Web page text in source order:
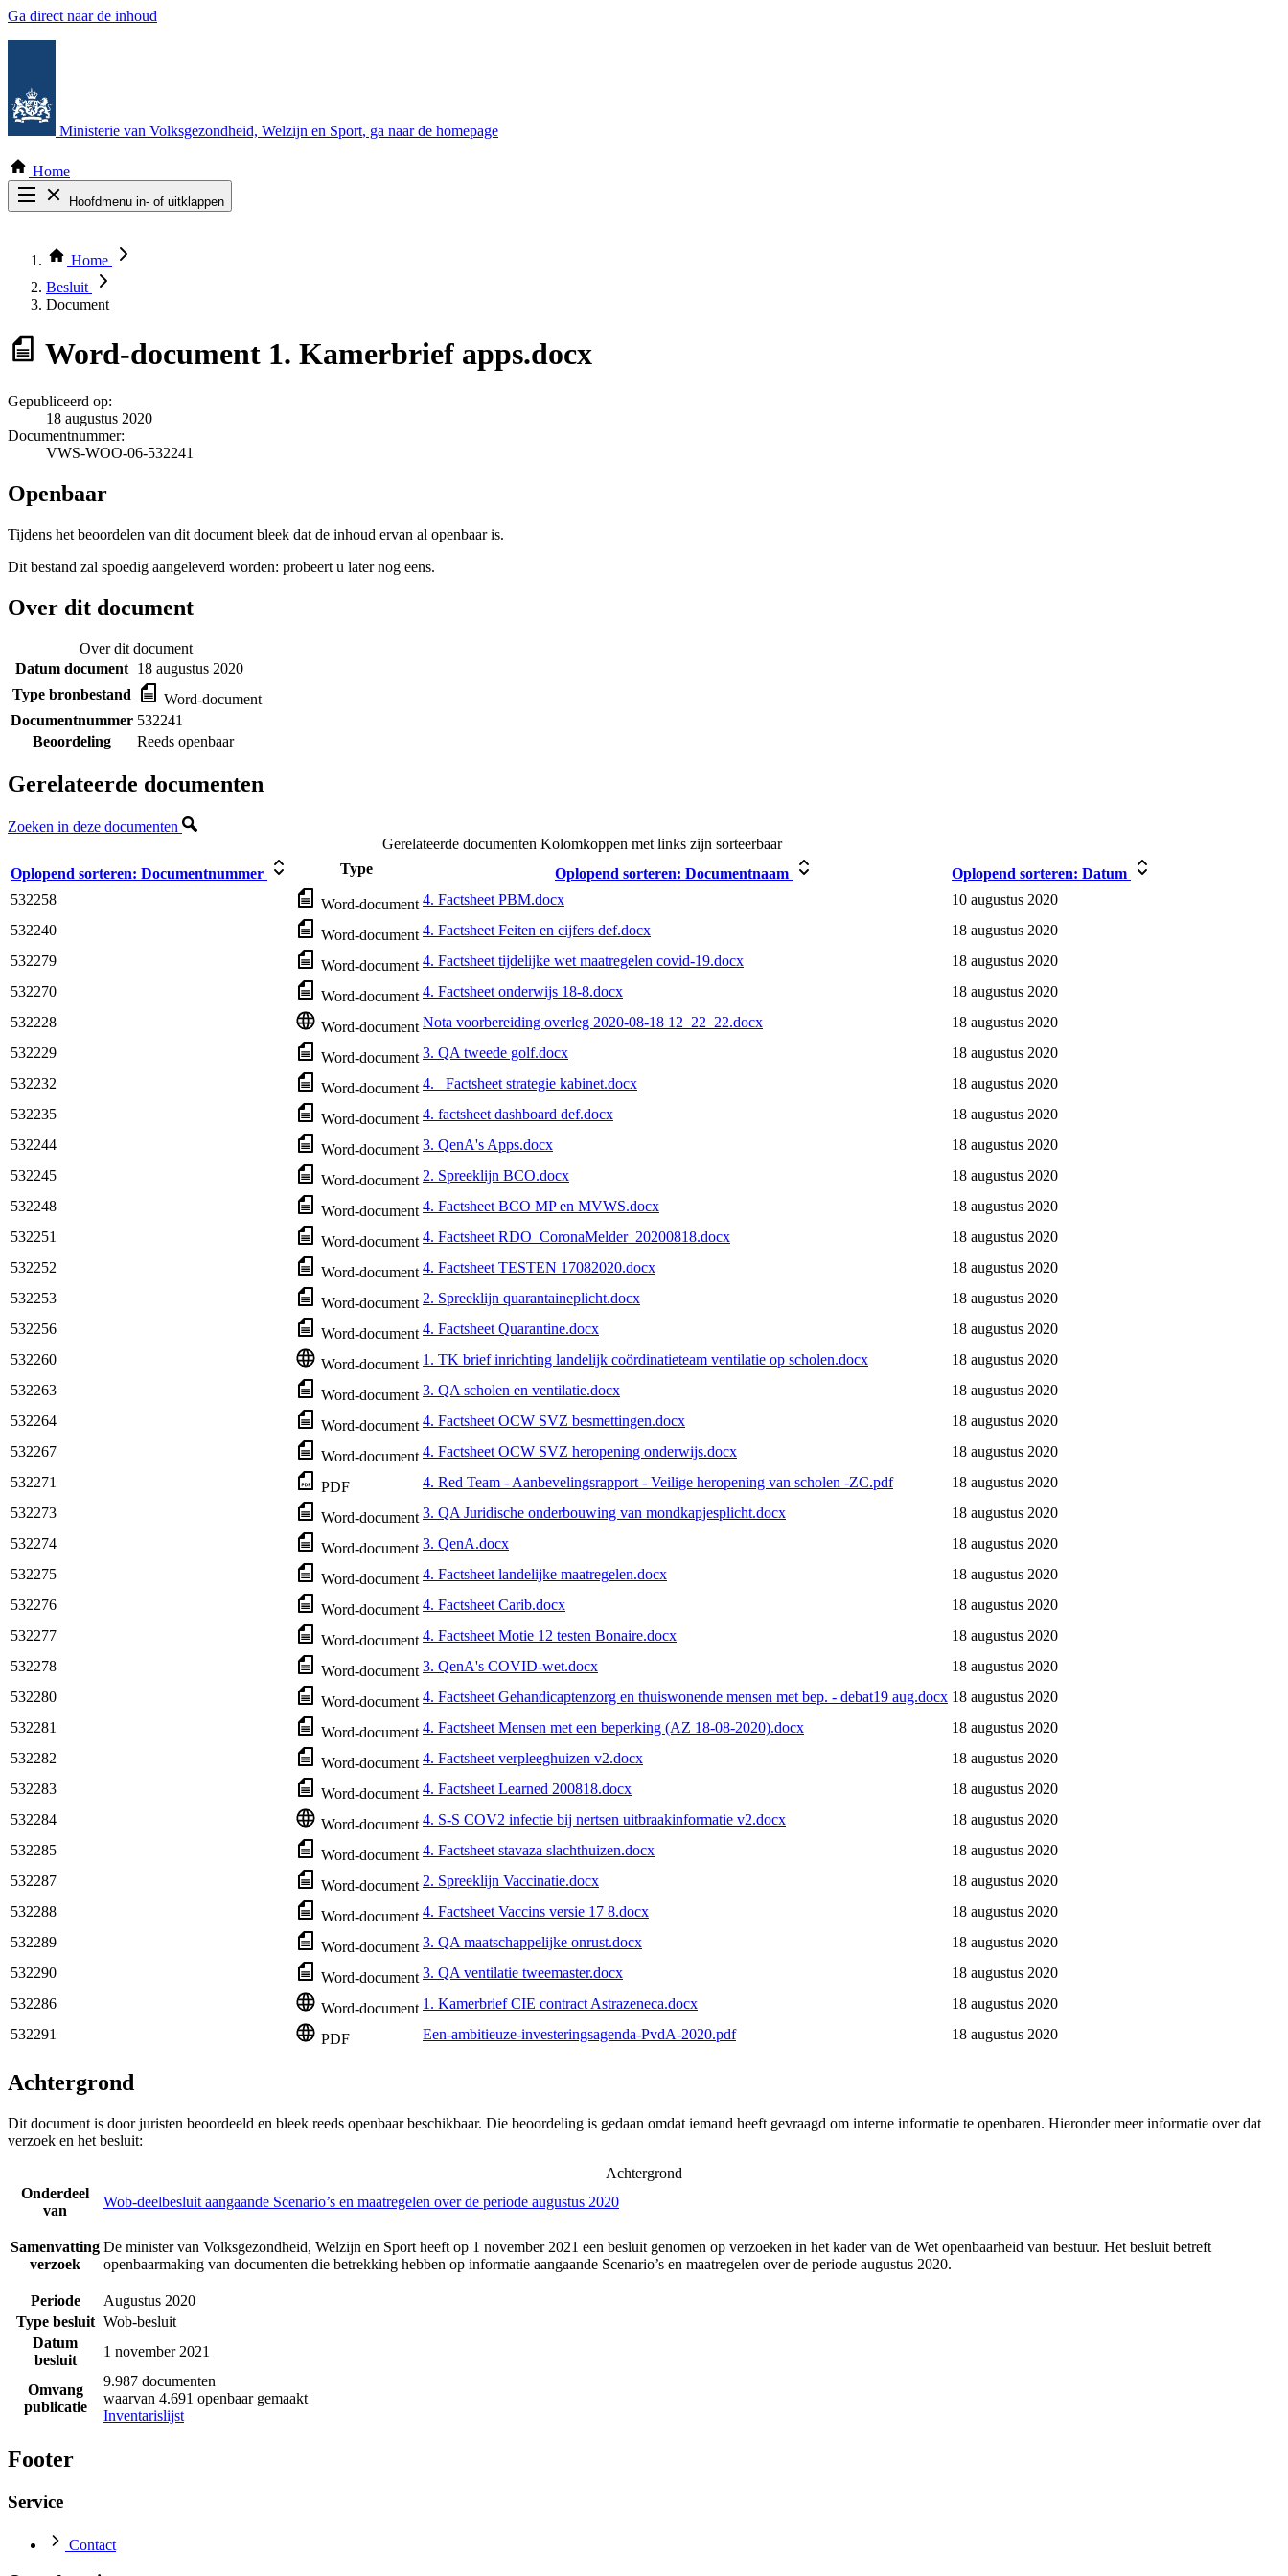
Ga direct naar de inhoud
Ministerie van Volksgezondheid, Welzijn en Sport, ga naar de homepage
Home
Hoofdmenu in- of uitklappen
Thema COVID-19
Bekijk per bestuursorgaan
Home
Besluit
Document
Word-document 1. Kamerbrief apps.docx
Gepubliceerd op:
18 augustus 2020
Documentnummer:
VWS-WOO-06-532241
Openbaar
Tijdens het beoordelen van dit document bleek dat de inhoud ervan al openbaar is.
Dit bestand zal spoedig aangeleverd worden: probeert u later nog eens.
Over dit document
Over dit document
Datum document 18 augustus 2020
Type bronbestand
Word-document
Documentnummer 532241
Beoordeling
Reeds openbaar
Gerelateerde documenten
Zoeken in deze documenten
Gerelateerde documenten Kolomkoppen met links zijn sorteerbaar
Oplopend sorteren: Documentnummer Type Oplopend sorteren: Documentnaam Oplopend sorteren: Datum
532258
Word-document 4. Factsheet PBM.docx
10 augustus 2020
532240
Word-document 4. Factsheet Feiten en cijfers def.docx
18 augustus 2020
532279
Word-document 4. Factsheet tijdelijke wet maatregelen covid-19.docx
18 augustus 2020
532270
Word-document 4. Factsheet onderwijs 18-8.docx
18 augustus 2020
532228
Word-document Nota voorbereiding overleg 2020-08-18 12_22_22.docx
18 augustus 2020
532229
Word-document 3. QA tweede golf.docx
18 augustus 2020
532232
Word-document 4. _Factsheet strategie kabinet.docx
18 augustus 2020
532235
Word-document 4. factsheet dashboard def.docx
18 augustus 2020
532244
Word-document 3. QenA's Apps.docx
18 augustus 2020
532245
Word-document 2. Spreeklijn BCO.docx
18 augustus 2020
532248
Word-document 4. Factsheet BCO MP en MVWS.docx
18 augustus 2020
532251
Word-document 4. Factsheet RDO_CoronaMelder_20200818.docx
18 augustus 2020
532252
Word-document 4. Factsheet TESTEN 17082020.docx
18 augustus 2020
532253
Word-document 2. Spreeklijn quarantaineplicht.docx
18 augustus 2020
532256
Word-document 4. Factsheet Quarantine.docx
18 augustus 2020
532260
Word-document 1. TK brief inrichting landelijk coördinatieteam ventilatie op scholen.docx
18 augustus 2020
532263
Word-document 3. QA scholen en ventilatie.docx
18 augustus 2020
532264
Word-document 4. Factsheet OCW SVZ besmettingen.docx
18 augustus 2020
532267
Word-document 4. Factsheet OCW SVZ heropening onderwijs.docx
18 augustus 2020
532271
PDF 4. Red Team - Aanbevelingsrapport - Veilige heropening van scholen -ZC.pdf
18 augustus 2020
532273
Word-document 3. QA Juridische onderbouwing van mondkapjesplicht.docx
18 augustus 2020
532274
Word-document 3. QenA.docx
18 augustus 2020
532275
Word-document 4. Factsheet landelijke maatregelen.docx
18 augustus 2020
532276
Word-document 4. Factsheet Carib.docx
18 augustus 2020
532277
Word-document 4. Factsheet Motie 12 testen Bonaire.docx
18 augustus 2020
532278
Word-document 3. QenA's COVID-wet.docx
18 augustus 2020
532280
Word-document 4. Factsheet Gehandicaptenzorg en thuiswonende mensen met bep. - debat19 aug.docx 18 augustus 2020
532281
Word-document 4. Factsheet Mensen met een beperking (AZ 18-08-2020).docx
18 augustus 2020
532282
Word-document 4. Factsheet verpleeghuizen v2.docx
18 augustus 2020
532283
Word-document 4. Factsheet Learned 200818.docx
18 augustus 2020
532284
Word-document 4. S-S COV2 infectie bij nertsen uitbraakinformatie v2.docx
18 augustus 2020
532285
Word-document 4. Factsheet stavaza slachthuizen.docx
18 augustus 2020
532287
Word-document 2. Spreeklijn Vaccinatie.docx
18 augustus 2020
532288
Word-document 4. Factsheet Vaccins versie 17 8.docx
18 augustus 2020
532289
Word-document 3. QA maatschappelijke onrust.docx
18 augustus 2020
532290
Word-document 3. QA ventilatie tweemaster.docx
18 augustus 2020
532286
Word-document 1. Kamerbrief CIE contract Astrazeneca.docx
18 augustus 2020
532291
PDF Een-ambitieuze-investeringsagenda-PvdA-2020.pdf 18 augustus 2020
Achtergrond
Dit document is door juristen beoordeeld en bleek reeds openbaar beschikbaar. Die beoordeling is gedaan omdat iemand heeft gevraagd om interne informatie te openbaren. Hieronder meer informatie over dat
verzoek en het besluit:
Achtergrond
Onderdeel
van
Wob-deelbesluit aangaande Scenario’s en maatregelen over de periode augustus 2020
Samenvatting
verzoek
De minister van Volksgezondheid, Welzijn en Sport heeft op 1 november 2021 een besluit genomen op verzoeken in het kader van de Wet openbaarheid van bestuur. Het besluit betreft
openbaarmaking van documenten die betrekking hebben op informatie aangaande Scenario’s en maatregelen over de periode augustus 2020.
Periode
Augustus 2020
Type besluit Wob-besluit
Datum
besluit
1 november 2021
Omvang
publicatie
9.987 documenten
waarvan 4.691 openbaar gemaakt
Inventarislijst
Footer
Service
Contact